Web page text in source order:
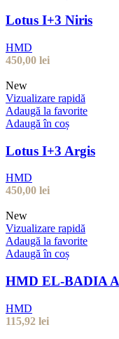
Lotus I+3 Niris
HMD
450,00 lei
New
Vizualizare rapidă
Adaugă la favorite
Adaugă în coș
Lotus I+3 Argis
HMD
450,00 lei
New
Vizualizare rapidă
Adaugă la favorite
Adaugă în coș
HMD EL-BADIA
HMD
115,92 lei